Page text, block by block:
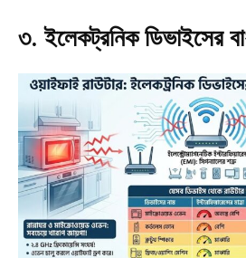
৩. ইলেকট্রনিক ডিভাইসের